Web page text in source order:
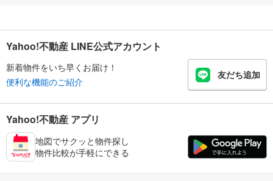
Yahoo!不動産 LINE公式アカウント
新着物件をいち早くお届け！
便利な機能のご紹介
友だち追加
Yahoo!不動産 アプリ
地図でサクッと物件探し
物件比較が手軽にできる